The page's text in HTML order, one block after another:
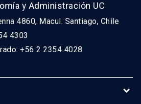
y Administración UC
4860, Macul. Santiago, Chile
4303
+56 2 2354 4028